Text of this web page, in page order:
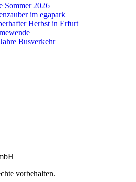
Sommer 2026
im egapark
Herbst in Erfurt
Busverkehr
vorbehalten.